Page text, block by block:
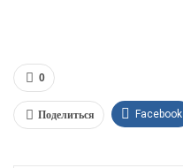
0
Поделиться Facebook